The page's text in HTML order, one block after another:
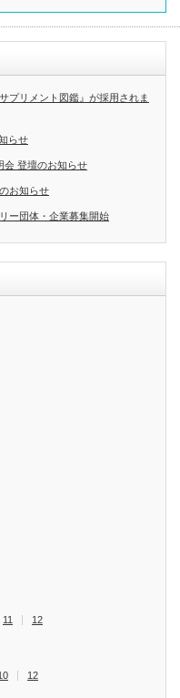
プリメント図鑑』が採用されま
らせ
会 登壇のお知らせ
お知らせ
ー団体・企業募集開始
11 12
12